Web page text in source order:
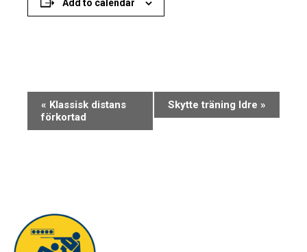
Add to calendar
Event
Navigation
« Klassisk distans
förkortad
Skytte träning Idre »